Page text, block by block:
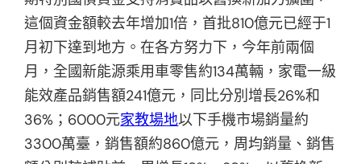
這個資金額較去年增加1倍，首批810億元已經于1
月初下達到地方。在各方努力下，今年前兩個
月，全國新能源乘用車零售約134萬輛，家電一級
能效產品銷售額241億元，同比分別增長26%和
36%；6000元家教場地以下手機市場銷量約
3300萬臺，銷售額約860億元，周均銷量、銷售